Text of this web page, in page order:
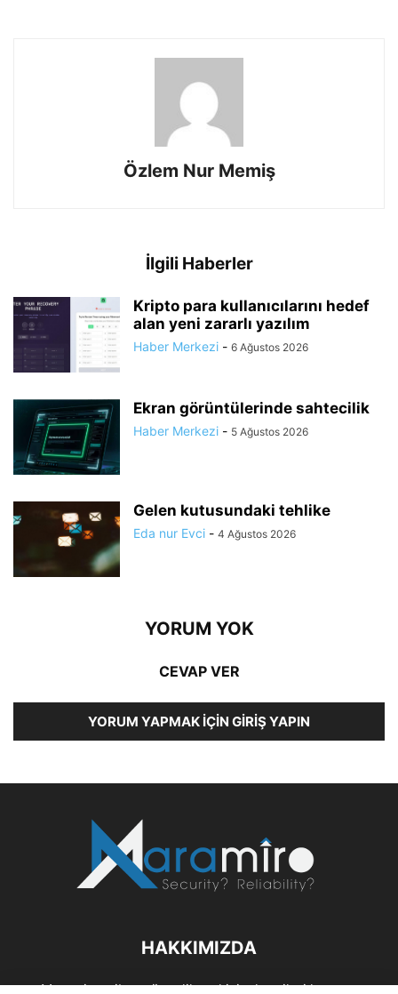
Özlem Nur Memiş
İlgili Haberler
Kripto para kullanıcılarını hedef
alan yeni zararlı yazılım
Haber Merkezi - 6 Ağustos 2026
Ekran görüntülerinde sahtecilik
Haber Merkezi - 5 Ağustos 2026
Gelen kutusundaki tehlike
Eda nur Evci - 4 Ağustos 2026
YORUM YOK
CEVAP VER
YORUM YAPMAK İÇIN GIRIŞ YAPIN
HAKKIMIZDA
Maramiro; siber güvenlik ve kişisel verileri koruma